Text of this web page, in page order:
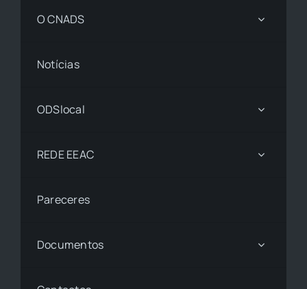
O CNADS
Notícias
ODSlocal
REDE EEAC
Pareceres
Documentos